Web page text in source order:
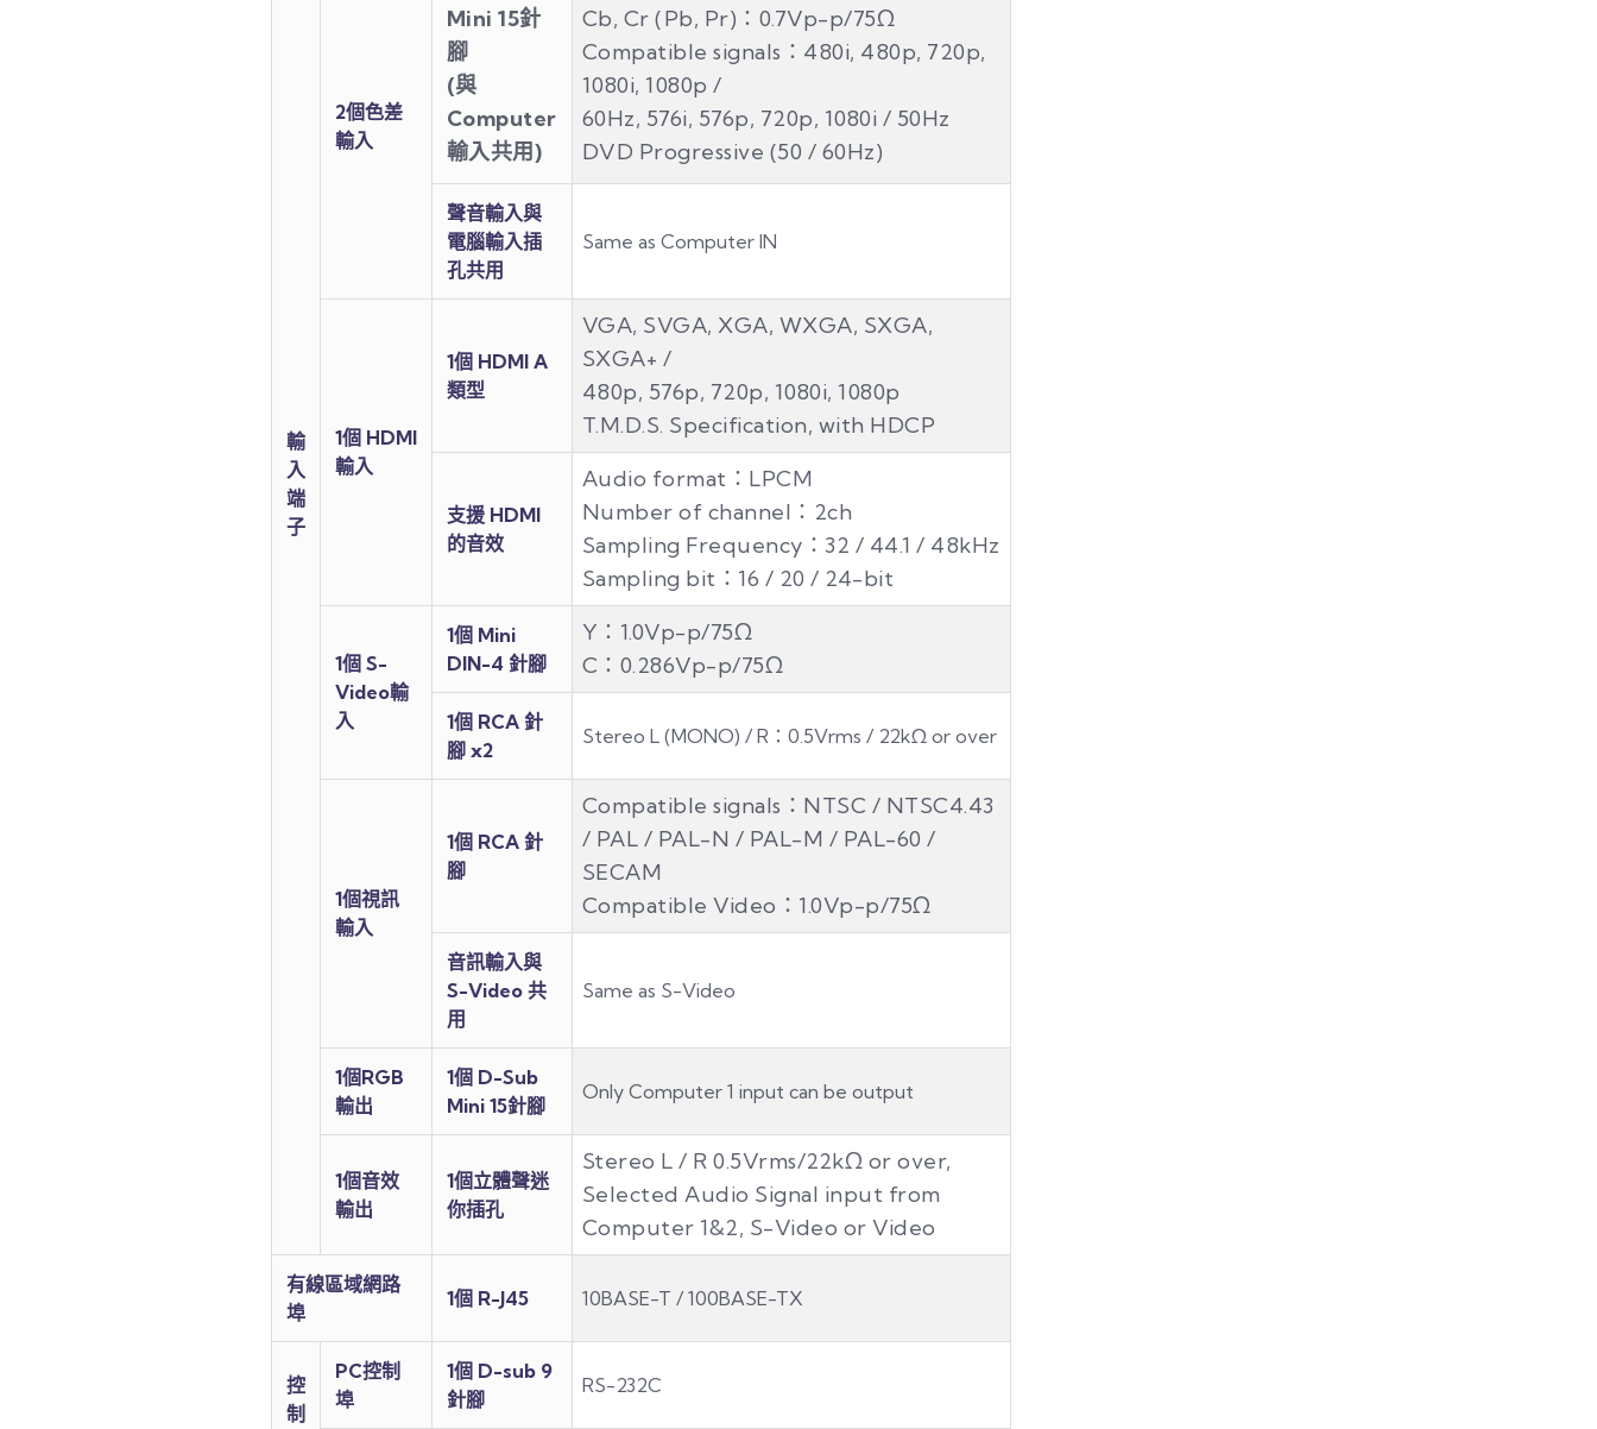
輸
入
端
子
2個色差
輸入
Mini 15針
腳
(與
Computer
輸入共用)
Cb, Cr (Pb, Pr)：0.7Vp-p/75Ω
Compatible signals：480i, 480p, 720p,
1080i, 1080p /
60Hz, 576i, 576p, 720p, 1080i / 50Hz
DVD Progressive (50 / 60Hz)
聲音輸入與
電腦輸入插
孔共用
Same as Computer IN
1個 HDMI
輸入
1個 HDMI A
類型
VGA, SVGA, XGA, WXGA, SXGA,
SXGA+ /
480p, 576p, 720p, 1080i, 1080p
T.M.D.S. Specification, with HDCP
支援 HDMI
的音效
Audio format：LPCM
Number of channel：2ch
Sampling Frequency：32 / 44.1 / 48kHz
Sampling bit：16 / 20 / 24-bit
1個 S-
Video輸
入
1個 Mini
DIN-4 針腳
Y：1.0Vp-p/75Ω
C：0.286Vp-p/75Ω
1個 RCA 針
腳 x2
Stereo L (MONO) / R：0.5Vrms / 22kΩ or over
1個視訊
輸入
1個 RCA 針
腳
Compatible signals：NTSC / NTSC4.43
/ PAL / PAL-N / PAL-M / PAL-60 /
SECAM
Compatible Video：1.0Vp-p/75Ω
音訊輸入與
S-Video 共
用
Same as S-Video
1個RGB
輸出
1個 D-Sub
Mini 15針腳
Only Computer 1 input can be output
1個音效
輸出
1個立體聲迷
你插孔
Stereo L / R 0.5Vrms/22kΩ or over,
Selected Audio Signal input from
Computer 1&2, S-Video or Video
有線區域網路
埠
1個 R-J45 10BASE-T / 100BASE-TX
控
制
PC控制
埠
1個 D-sub 9
針腳
RS-232C